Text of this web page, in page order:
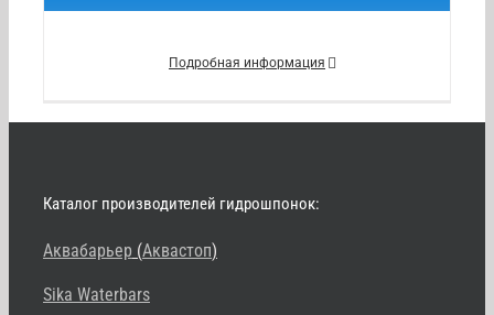
Подробная информация
Каталог производителей гидрошпонок:
Аквабарьер (Аквастоп)
Sika Waterbars